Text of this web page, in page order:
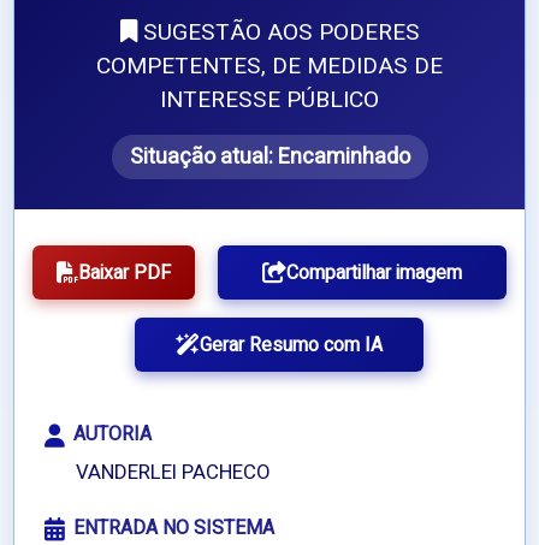
SUGESTÃO AOS PODERES
COMPETENTES, DE MEDIDAS DE
INTERESSE PÚBLICO
Situação atual:Encaminhado
Baixar PDF Compartilhar imagem
Gerar Resumo com IA
AUTORIA
VANDERLEI PACHECO
ENTRADA NO SISTEMA